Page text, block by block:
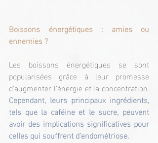
Boissons énergétiques : amies ou
ennemies ?
Les boissons énergétiques se sont
popularisées grâce à leur promesse
Cependant, leurs principaux ingrédients,
tels que la caféine et le sucre, peuvent
avoir des implications significatives pour
celles qui souffrent d'endométriose.